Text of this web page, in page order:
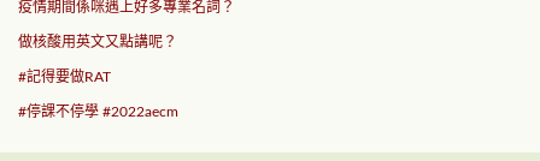
疫情期間係咪遇上好多專業名詞？
做核酸用英文又點講呢？
#記得要做RAT
#停課不停學 #2022aecm